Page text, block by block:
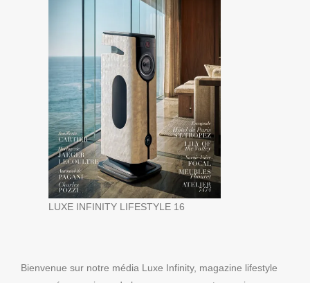
LUXE INFINITY LIFESTYLE 16
Bienvenue sur notre média Luxe Infinity, magazine lifestyle